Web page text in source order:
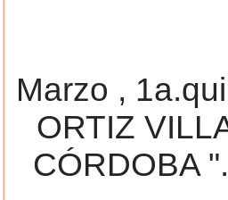
Marzo ,
ORTIZ
CÓRDOBA